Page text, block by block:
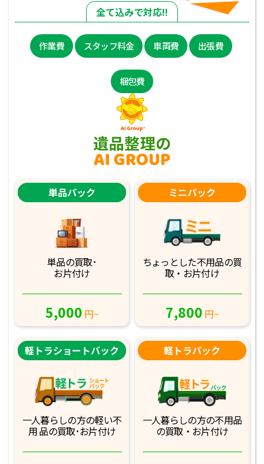
全て込みで対応!!
作業費 スタッフ料金 車両費 出張費
梱包費
単品パック
単品の買取･
お片付け
5,000 円~
ミニパック
ちょっとした不用品の買
取・お片付け
7,800 円~
軽トラショートバック
一人暮らしの方の軽い不
用 品の買取･お片付け
軽トラパック
一人暮らしの方の不用品
の買取・お片付け